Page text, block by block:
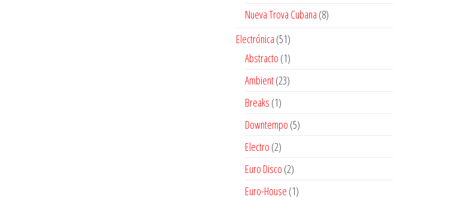
Nueva Trova Cubana 88
Electrónica 5151
productos
Abstracto 11
producto
Ambient 2323
Breaks 11
producto
Downtempo 55
Electro 22
productos
Euro Disco 22
productos
Euro-House 11